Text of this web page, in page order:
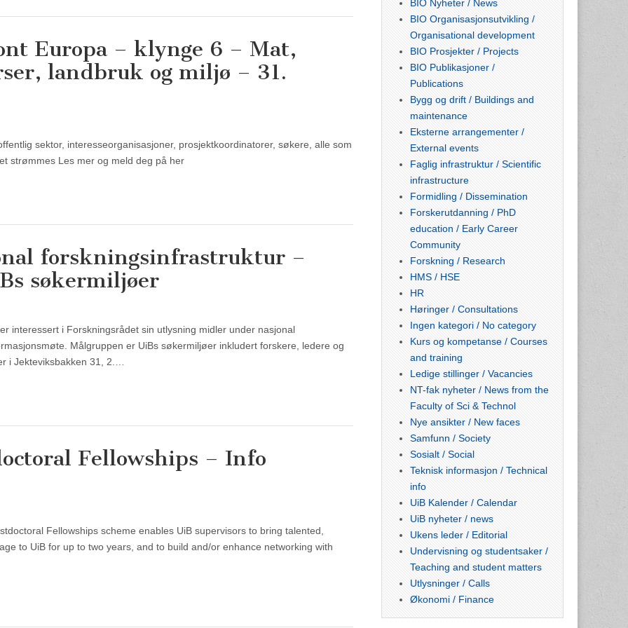
Europa – klynge 6 – Mat,
landbruk og miljø – 31.
sektor, interesseorganisasjoner, prosjektkoordinatorer, søkere, alle som
strømmes Les mer og meld deg på her
forskningsinfrastruktur –
søkermiljøer
interessert i Forskningsrådet sin utlysning midler under nasjonal
Målgruppen er UiBs søkermiljøer inkludert forskere, ledere og
i Jekteviksbakken 31, 2.…
Fellowships – Info
Fellowships scheme enables UiB supervisors to bring talented,
to UiB for up to two years, and to build and/or enhance networking with
BIO Nyheter / News
BIO Organisasjonsutvikling /
Organisational development
BIO Prosjekter / Projects
BIO Publikasjoner /
Publications
Bygg og drift / Buildings and
maintenance
Eksterne arrangementer /
External events
Faglig infrastruktur / Scientific
infrastructure
Formidling / Dissemination
Forskerutdanning / PhD
education / Early Career
Community
Forskning / Research
HMS / HSE
HR
Høringer / Consultations
Ingen kategori / No category
Kurs og kompetanse / Courses
and training
Ledige stillinger / Vacancies
NT-fak nyheter / News from the
Faculty of Sci & Technol
Nye ansikter / New faces
Samfunn / Society
Sosialt / Social
Teknisk informasjon / Technical
info
UiB Kalender / Calendar
UiB nyheter / news
Ukens leder / Editorial
Undervisning og studentsaker /
Teaching and student matters
Utlysninger / Calls
Økonomi / Finance